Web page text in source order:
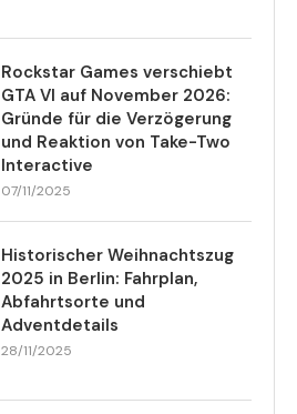
Rockstar Games verschiebt
GTA VI auf November 2026:
Gründe für die Verzögerung
und Reaktion von Take-Two
Interactive
07/11/2025
Historischer Weihnachtszug
2025 in Berlin: Fahrplan,
Abfahrtsorte und
Adventdetails
28/11/2025